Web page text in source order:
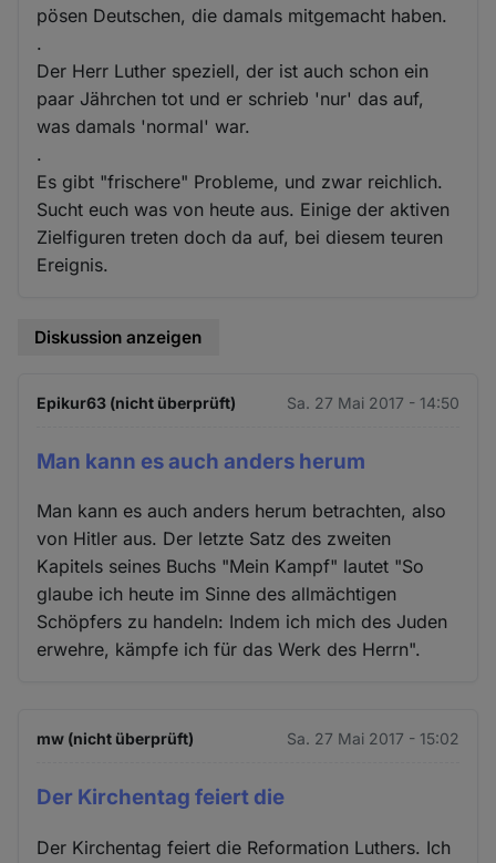
pösen Deutschen, die damals mitgemacht haben.
.
Der Herr Luther speziell, der ist auch schon ein
paar Jährchen tot und er schrieb 'nur' das auf,
was damals 'normal' war.
.
Es gibt "frischere" Probleme, und zwar reichlich.
Sucht euch was von heute aus. Einige der aktiven
Zielfiguren treten doch da auf, bei diesem teuren
Ereignis.
Diskussion anzeigen
Epikur63 (nicht überprüft) Sa. 27 Mai 2017 - 14:50
Man kann es auch anders herum
Man kann es auch anders herum betrachten, also
von Hitler aus. Der letzte Satz des zweiten
Kapitels seines Buchs "Mein Kampf" lautet "So
glaube ich heute im Sinne des allmächtigen
Schöpfers zu handeln: Indem ich mich des Juden
erwehre, kämpfe ich für das Werk des Herrn".
mw (nicht überprüft) Sa. 27 Mai 2017 - 15:02
Der Kirchentag feiert die
Der Kirchentag feiert die Reformation Luthers. Ich